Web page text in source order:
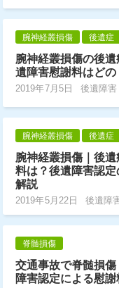
腕神経叢損傷 後遺症
腕神経叢損傷の後
遺障害慰謝料はどの
2019年7月5日 後遺障害
腕神経叢損傷 後遺症
腕神経叢損傷｜後
料は？後遺障害認
解説
2019年5月22日 後遺障
脊髄損傷
交通事故で脊髄損
障害認定による慰